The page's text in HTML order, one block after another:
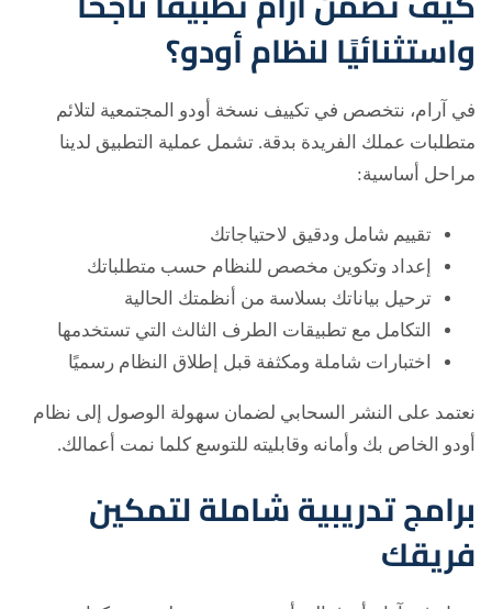
واستثنائيًا لنظام أودو؟
في آرام، نتخصص في تكييف نسخة أودو المجتمعية لتلائم
متطلبات عملك الفريدة بدقة. تشمل عملية التطبيق لدينا
مراحل أساسية:
تقييم شامل ودقيق لاحتياجاتك
إعداد وتكوين مخصص للنظام حسب متطلباتك
ترحيل بياناتك بسلاسة من أنظمتك الحالية
التكامل مع تطبيقات الطرف الثالث التي تستخدمها
اختبارات شاملة ومكثفة قبل إطلاق النظام رسميًا
نعتمد على النشر السحابي لضمان سهولة الوصول إلى نظام
أودو الخاص بك وأمانه وقابليته للتوسع كلما نمت أعمالك.
برامج تدريبية شاملة لتمكين
فريقك